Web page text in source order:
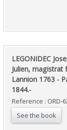
‎LEGONIDEC
Julien, magistrat
Lannion 1763 -
1844.-‎
Reference : ORD-
See the book